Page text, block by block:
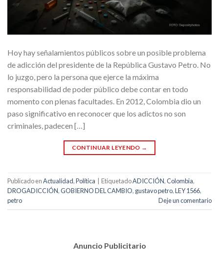
Hoy hay señalamientos públicos sobre un posible problema
de adicción del presidente de la República Gustavo Petro. No
lo juzgo, pero la persona que ejerce la máxima
responsabilidad de poder público debe contar en todo
momento con plenas facultades. En 2012, Colombia dio un
paso significativo en reconocer que los adictos no son
criminales, padecen […]
CONTINUAR LEYENDO →
Publicado enActualidad,Política EtiquetadoADICCIÓN,Colombia,
DROGADICCIÓN,GOBIERNO DEL CAMBIO, gustavo petro,LEY 1566,
petro
Deje un comentario
Anuncio Publicitario